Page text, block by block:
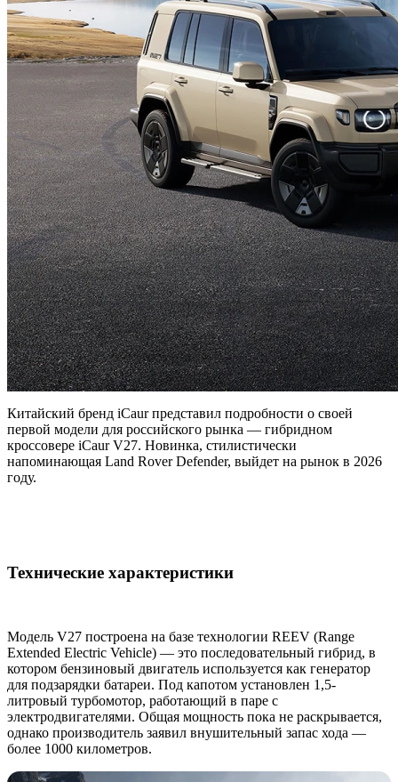
Китайский бренд iCaur представил подробности о своей
первой модели для российского рынка — гибридном
кроссовере iCaur V27. Новинка, стилистически
напоминающая Land Rover Defender, выйдет на рынок в 2026
году.
Технические характеристики
Модель V27 построена на базе технологии REEV (Range
Extended Electric Vehicle) — это последовательный гибрид, в
котором бензиновый двигатель используется как генератор
для подзарядки батареи. Под капотом установлен 1,5-
литровый турбомотор, работающий в паре с
электродвигателями. Общая мощность пока не раскрывается,
однако производитель заявил внушительный запас хода —
более 1000 километров.